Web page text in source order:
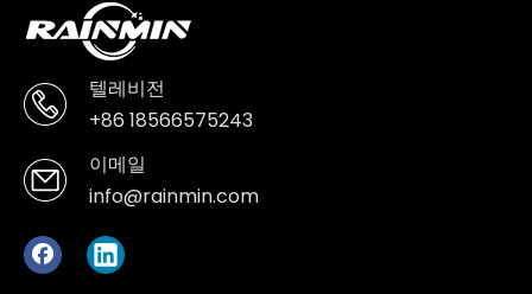
텔레비전
+86 18566575243
이메일
info@rainmin.com